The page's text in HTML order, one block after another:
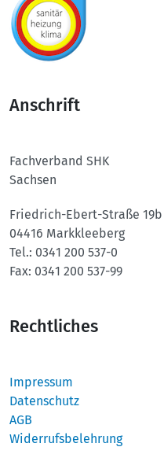
Anschrift
Fachverband SHK
Sachsen
Friedrich-Ebert-Straße 19b
04416 Markkleeberg
Tel.: 0341 200 537-0
Fax: 0341 200 537-99
Rechtliches
Impressum
Datenschutz
AGB
Widerrufsbelehrung